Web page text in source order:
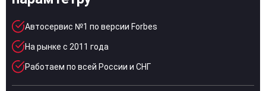
Автосервис №1 по версии Forbes
На рынке с 2011 года
Работаем по всей России и СНГ